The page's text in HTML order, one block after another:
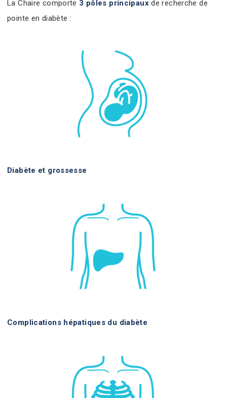
La Chaire comporte 3 pôles principauxde recherche de
pointe en diabète :
Diabète et grossesse
Complications hépatiques du diabète